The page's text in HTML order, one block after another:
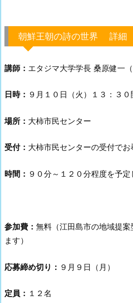
朝鮮王朝の詩の世界 詳細
講師： エタジマ大学学長 桑原健一
日時： ９月１０日（火）１３：３０
場所： 大柿市民センター
受付： 大柿市民センターの受付でお
時間： ９０分～１２０分程度を予定
参加費： 無料（江田島市の地域提
ます）
応募締め切り： ９月９日（月）
定員： １２名